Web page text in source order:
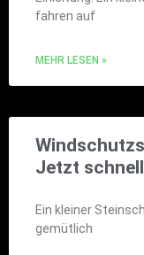
fahren auf
MEHR LESEN »
Jetzt
Ein kleiner
gemütlich